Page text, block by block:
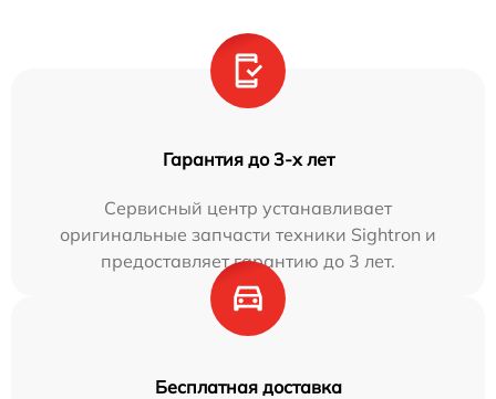
Гарантия до 3-х лет
Сервисный центр устанавливает
оригинальные запчасти техники Sightron и
предоставляет гарантию до 3 лет.
Бесплатная доставка